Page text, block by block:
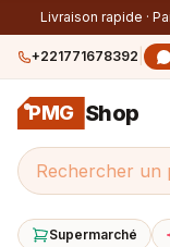
Livraison rapide ·
+221771678392
PMG Shop
Supermarché